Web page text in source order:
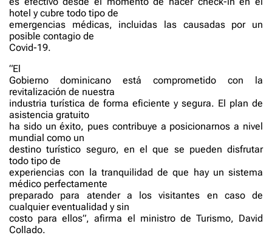
hotel y cubre todo tipo de
emergencias médicas, incluidas las causadas por un
posible contagio de
Covid-19.
“El
Gobierno dominicano está comprometido con la
revitalización de nuestra
industria turística de forma eficiente y segura. El plan de
asistencia gratuito
ha sido un éxito, pues contribuye a posicionarnos a nivel
mundial como un
destino turístico seguro, en el que se pueden disfrutar
todo tipo de
experiencias con la tranquilidad de que hay un sistema
médico perfectamente
preparado para atender a los visitantes en caso de
cualquier eventualidad y sin
costo para ellos”, afirma el ministro de Turismo, David
Collado.